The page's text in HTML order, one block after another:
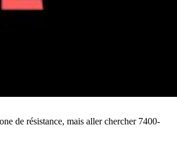
de résistance, mais aller chercher 7400-